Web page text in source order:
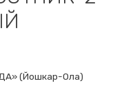
(Йошкар-Ола)